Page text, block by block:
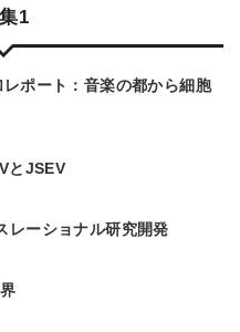
1
レポート：音楽の都から細胞
とJSEV
レーショナル研究開発